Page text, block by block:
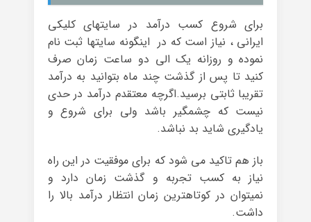
برای شروع کسب درآمد در سایتهای کلیکی
ایرانی ، نیاز است که در اینگونه سایتها ثبت نام
نموده و روزانه یک الی دو ساعت زمان صرف
کنید تا پس از گذشت چند ماه بتوانید به درآمد
تقریبا ثابتی برسید.اگرچه معتقدم درآمد در حدی
نیست که چشمگیر باشد ولی برای شروع و
یادگیری شاید بد نباشد.
باز هم تاکید می شود که برای موفقیت در این راه
نیاز به کسب تجربه و گذشت زمان دارد و
نمیتوان در کوتاهترین زمان انتظار درآمد بالا را
داشت.